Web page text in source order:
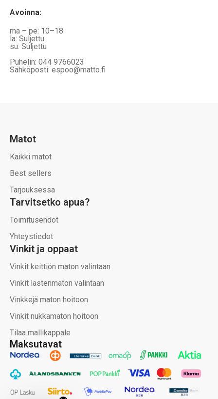
Avoinna:
ma – pe: 10–18
la: Suljettu
su: Suljettu
Puhelin: 044 9766023
Sähköposti: espoo@matto.fi
Maksutavat
Matot
Kaikki matot
Best sellers
Tarjouksessa
Tarvitsetko apua?
Toimitusehdot
Yhteystiedot
Vinkit ja oppaat
Vinkit keittiön maton valintaan
Vinkit lastenmaton valintaan
Vinkkejä maton hoitoon
Vinkit nukkamaton hoitoon
Tilaa mallikappale